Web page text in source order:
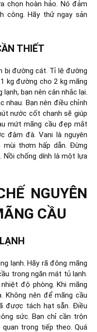
chọn hoàn hảo. Nó đảm
công. Hãy thử ngay sản
THIẾT
bị đường cát. Tỉ lệ đường
kg đường cho 2 kg mãng
bạn nên cân nhắc lại.
nhau. Bạn nên điều chỉnh
nước cốt chanh sẽ giúp
mứt mãng cầu đẹp mắt
đậm đà. Vani là nguyên
thơm hấp dẫn. Đừng
Nồi chống dính là một lựa
NGUYÊN
CẦU
lạnh. Hãy rã đông mãng
trong ngăn mát tủ lạnh.
độ phòng. Khi mãng
Không nên để mãng cầu
được tách hạt sẵn. Điều
sức. Bạn chỉ cần trộn
trọng tiếp theo. Quá